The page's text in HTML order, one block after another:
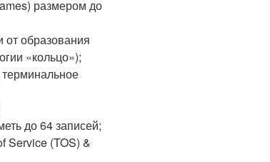
размером до
образования
«кольцо»);
до 64 записей;
Service (TOS) &